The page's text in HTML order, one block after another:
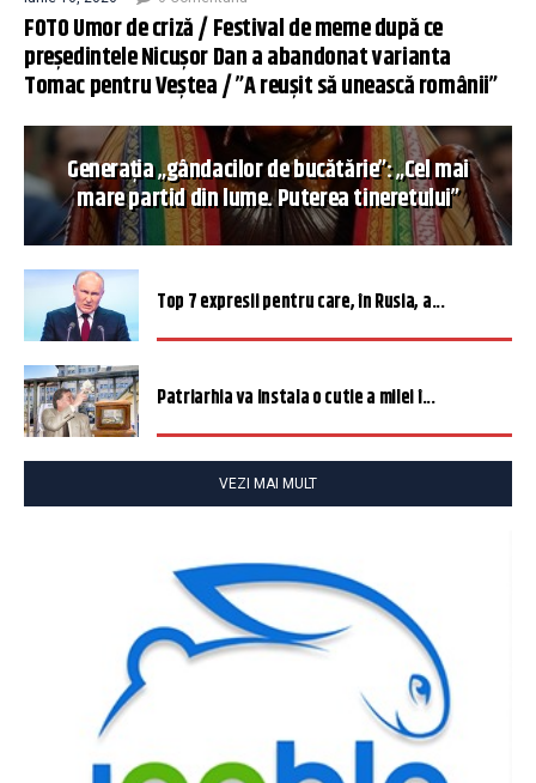
FOTO Umor de criză / Festival de meme după ce
președintele Nicușor Dan a abandonat varianta
Tomac pentru Veștea / ”A reușit să unească românii”
Generația „gândacilor de bucătărie”: „Cel mai
mare partid din lume. Puterea tineretului”
Top 7 expresii pentru care, în Rusia, a...
Patriarhia va instala o cutie a milei î...
VEZI MAI MULT